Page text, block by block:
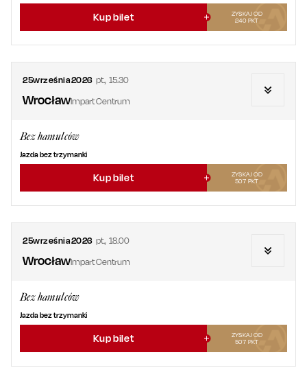
Kup bilet
ZYSKAJ OD
240 PKT
25września2026 pt., 15.30
WrocławImpart Centrum
Bez hamulców
Jazda bez trzymanki
Kup bilet
ZYSKAJ OD
507 PKT
25września2026 pt., 18.00
WrocławImpart Centrum
Bez hamulców
Jazda bez trzymanki
Kup bilet
ZYSKAJ OD
507 PKT